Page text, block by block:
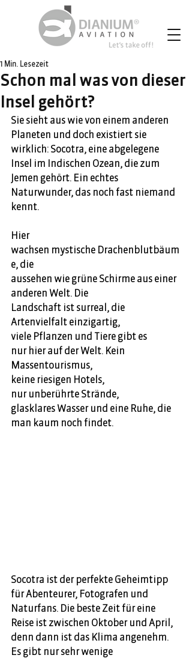
Schon mal was von dieser
Insel gehört?
1 Min. Lesezeit
Sie sieht aus wie von einem anderen
Planeten und doch existiert sie
wirklich: Socotra, eine abgelegene
Insel im Indischen Ozean, die zum
Jemen gehört. Ein echtes
Naturwunder, das noch fast niemand
kennt.
Hier
wachsen mystische Drachenblutbäum
e, die
aussehen wie grüne Schirme aus einer
anderen Welt. Die
Landschaft ist surreal, die
Artenvielfalt einzigartig,
viele Pflanzen und Tiere gibt es
nur hier auf der Welt. Kein
Massentourismus,
keine riesigen Hotels,
nur unberührte Strände,
glasklares Wasser und eine Ruhe, die
man kaum noch findet.
Socotra ist der perfekte Geheimtipp
für Abenteurer, Fotografen und
Naturfans. Die beste Zeit für eine
Reise ist zwischen Oktober und April,
denn dann ist das Klima angenehm.
Es gibt nur sehr wenige